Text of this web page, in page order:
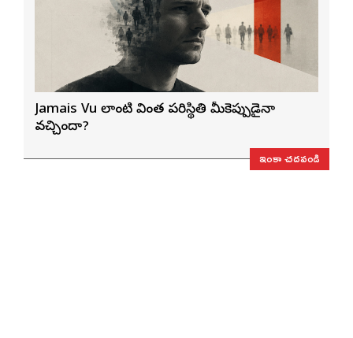
Jamais Vu లాంటి వింత పరిస్థితి మీకెప్పుడైనా
వచ్చిందా?
ఇంకా చదవండి